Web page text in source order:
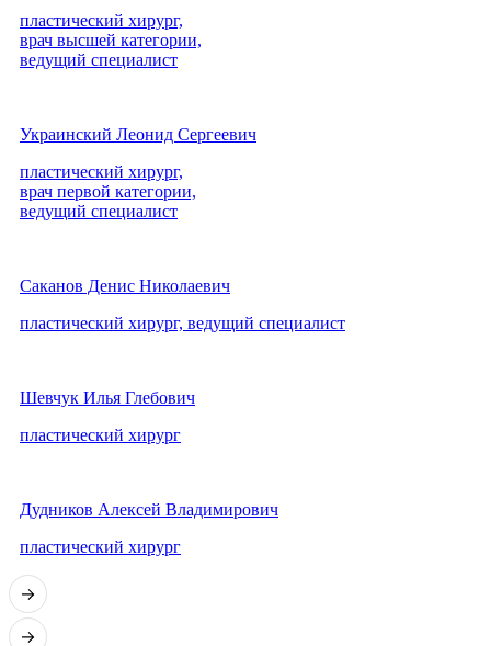
пластический хирург,
врач высшей категории,
ведущий специалист
Украинский Леонид Сергеевич
пластический хирург,
врач первой категории,
ведущий специалист
Саканов Денис Николаевич
пластический хирург, ведущий специалист
Шевчук Илья Глебович
пластический хирург
Дудников Алексей Владимирович
пластический хирург